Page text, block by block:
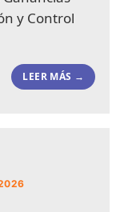
y Control
LEER MÁS →